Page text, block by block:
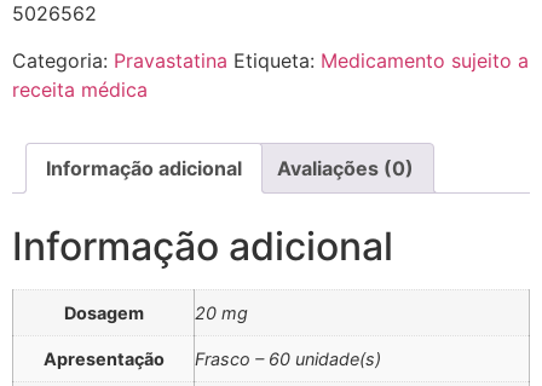
5026562
Categoria: Pravastatina Etiqueta: Medicamento sujeito a
receita médica
Informação adicional Avaliações (0)
Informação adicional
Dosagem 20 mg
Apresentação Frasco – 60 unidade(s)